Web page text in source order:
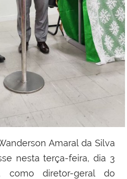
Amaral da Silva
nesta terça-feira, dia 3
como diretor-geral do